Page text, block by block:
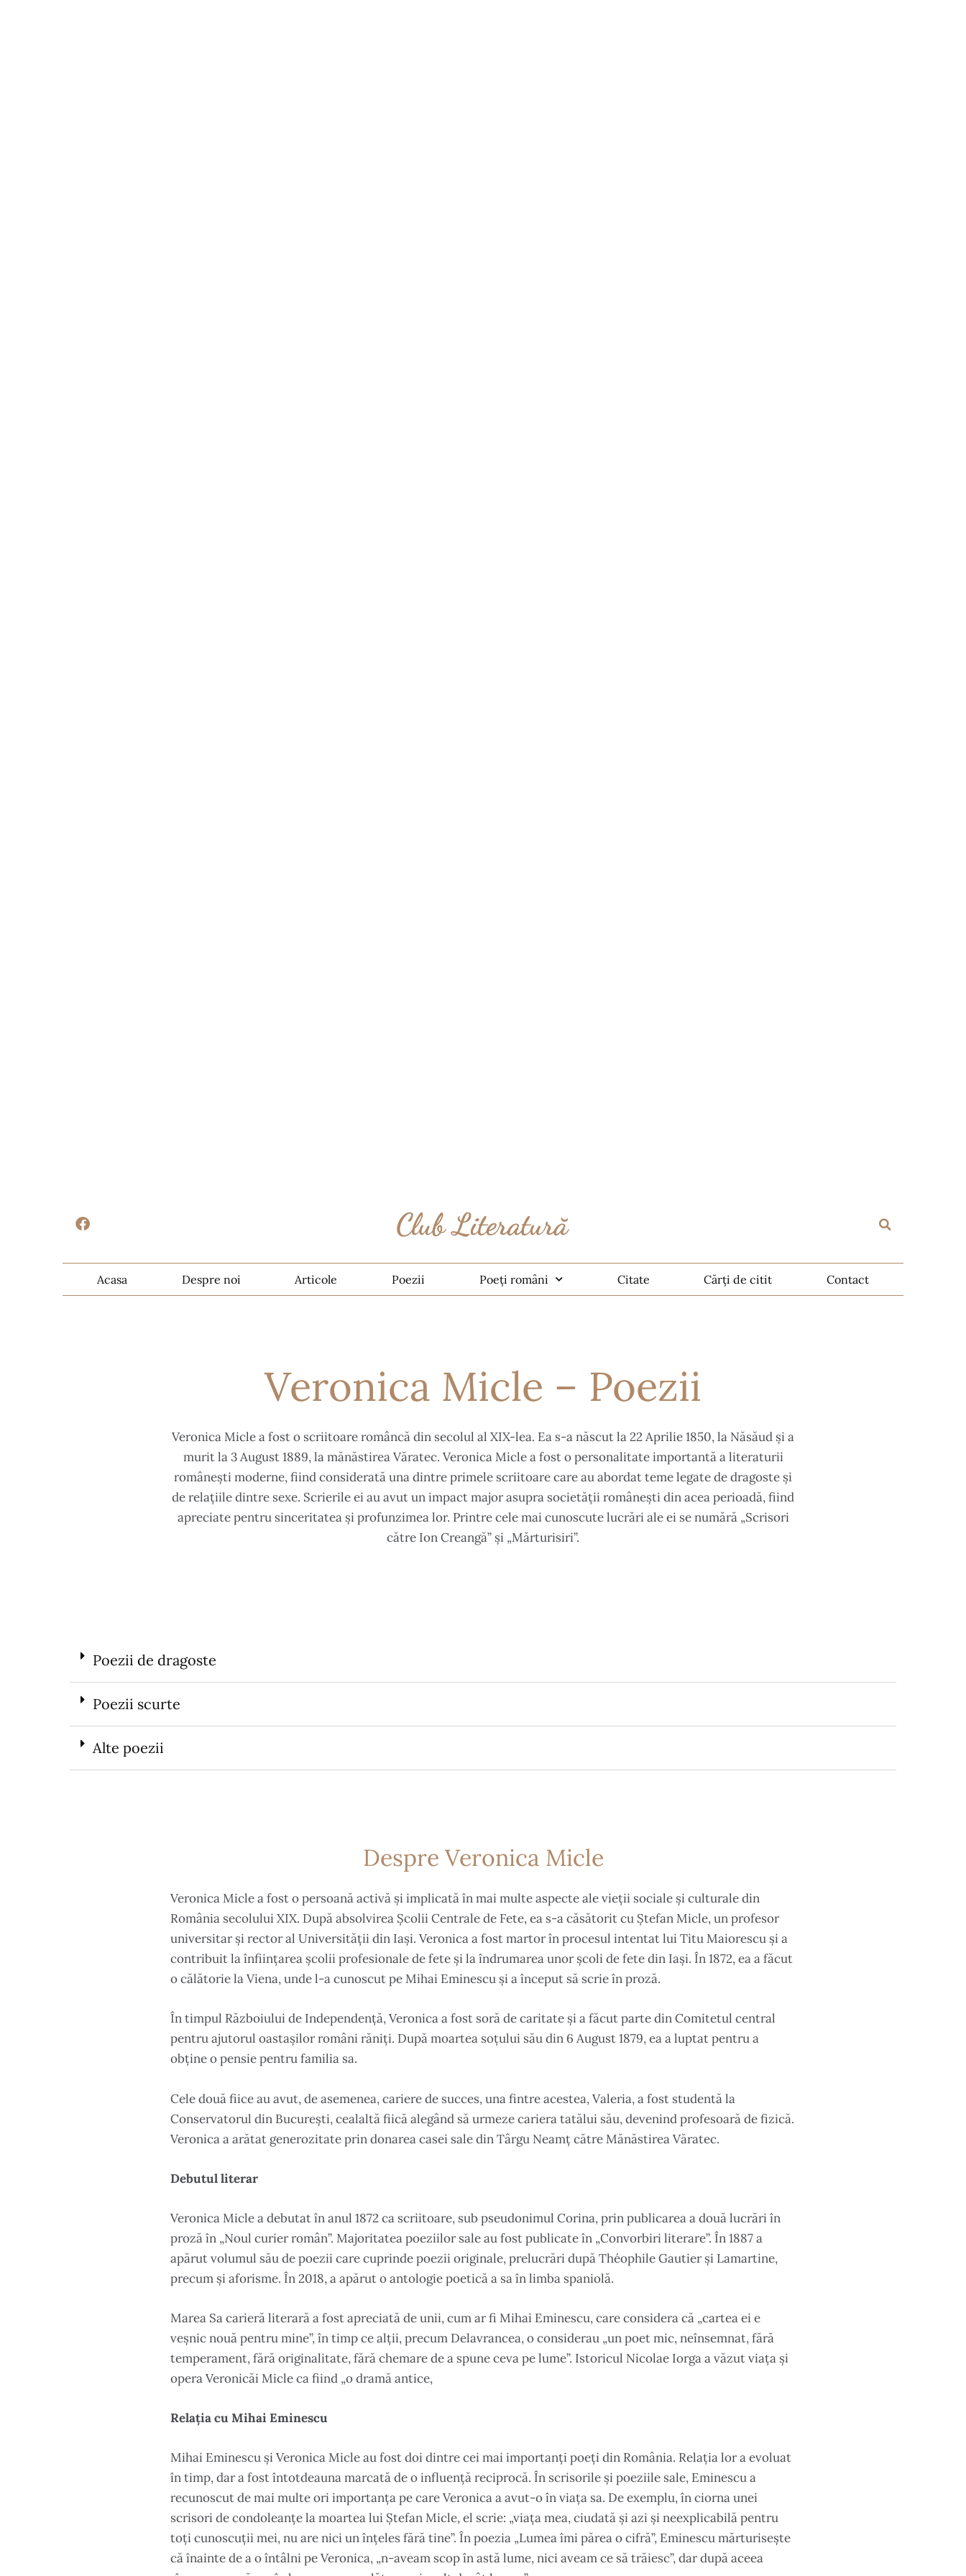
Acasa Despre noi Articole Poezii Poeți români Citate Cărți de citit Contact
Veronica Micle – Poezii
Veronica Micle a fost o scriitoare româncă din secolul al XIX-lea. Ea s-a născut la 22 Aprilie 1850, la Năsăud și a
murit la 3 August 1889, la mănăstirea Văratec. Veronica Micle a fost o personalitate importantă a literaturii
românești moderne, fiind considerată una dintre primele scriitoare care au abordat teme legate de dragoste și
de relațiile dintre sexe. Scrierile ei au avut un impact major asupra societății românești din acea perioadă, fiind
apreciate pentru sinceritatea și profunzimea lor. Printre cele mai cunoscute lucrări ale ei se numără „Scrisori
către Ion Creangă” și „Mărturisiri”.
Poezii de dragoste
Poezii scurte
Alte poezii
Despre Veronica Micle
Veronica Micle a fost o persoană activă și implicată în mai multe aspecte ale vieții sociale și culturale din
România secolului XIX. După absolvirea Școlii Centrale de Fete, ea s-a căsătorit cu Ștefan Micle, un profesor
universitar și rector al Universității din Iași. Veronica a fost martor în procesul intentat lui Titu Maiorescu și a
contribuit la înființarea școlii profesionale de fete și la îndrumarea unor școli de fete din Iași. În 1872, ea a făcut
o călătorie la Viena, unde l-a cunoscut pe Mihai Eminescu și a început să scrie în proză.
În timpul Războiului de Independență, Veronica a fost soră de caritate și a făcut parte din Comitetul central
pentru ajutorul oastașilor români răniți. După moartea soțului său din 6 August 1879, ea a luptat pentru a
obține o pensie pentru familia sa.
Cele două fiice au avut, de asemenea, cariere de succes, una fintre acestea, Valeria, a fost studentă la
Conservatorul din București, cealaltă fiică alegând să urmeze cariera tatălui său, devenind profesoară de fizică.
Veronica a arătat generozitate prin donarea casei sale din Târgu Neamț către Mănăstirea Văratec.
Debutul literar
Veronica Micle a debutat în anul 1872 ca scriitoare, sub pseudonimul Corina, prin publicarea a două lucrări în
proză în „Noul curier român”. Majoritatea poeziilor sale au fost publicate în „Convorbiri literare”. În 1887 a
apărut volumul său de poezii care cuprinde poezii originale, prelucrări după Théophile Gautier și Lamartine,
precum și aforisme. În 2018, a apărut o antologie poetică a sa în limba spaniolă.
Marea Sa carieră literară a fost apreciată de unii, cum ar fi Mihai Eminescu, care considera că „cartea ei e
veșnic nouă pentru mine”, în timp ce alții, precum Delavrancea, o considerau „un poet mic, neînsemnat, fără
temperament, fără originalitate, fără chemare de a spune ceva pe lume”. Istoricul Nicolae Iorga a văzut viața și
opera Veronicăi Micle ca fiind „o dramă antice,
Relația cu Mihai Eminescu
Mihai Eminescu și Veronica Micle au fost doi dintre cei mai importanți poeți din România. Relația lor a evoluat
în timp, dar a fost întotdeauna marcată de o influență reciprocă. În scrisorile și poeziile sale, Eminescu a
recunoscut de mai multe ori importanța pe care Veronica a avut-o în viața sa. De exemplu, în ciorna unei
scrisori de condoleanțe la moartea lui Ștefan Micle, el scrie: „viața mea, ciudată și azi și neexplicabilă pentru
toți cunoscuții mei, nu are nici un înțeles fără tine”. În poezia „Lumea îmi părea o cifră”, Eminescu mărturisește
că înainte de a o întâlni pe Veronica, „n-aveam scop în astă lume, nici aveam ce să trăiesc”, dar după aceea